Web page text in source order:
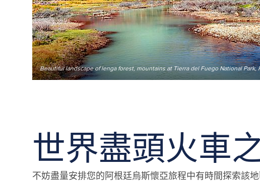
Beautiful landscape of lenga forest, mountains at Tierra del Fuego National Park,
世界盡頭火車
不妨盡量安排您的阿根廷烏斯懷亞旅程中有時間探索該